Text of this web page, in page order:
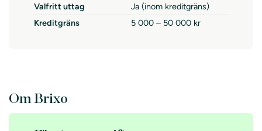
Valfritt uttag
Ja (inom kreditgräns)
Kreditgräns
5 000 – 50 000 kr
Om Brixo